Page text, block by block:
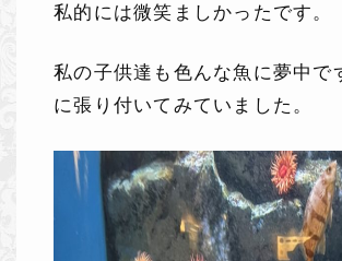
私的には微笑ましかったです。
私の子供達も色んな魚に夢中で
に張り付いてみていました。